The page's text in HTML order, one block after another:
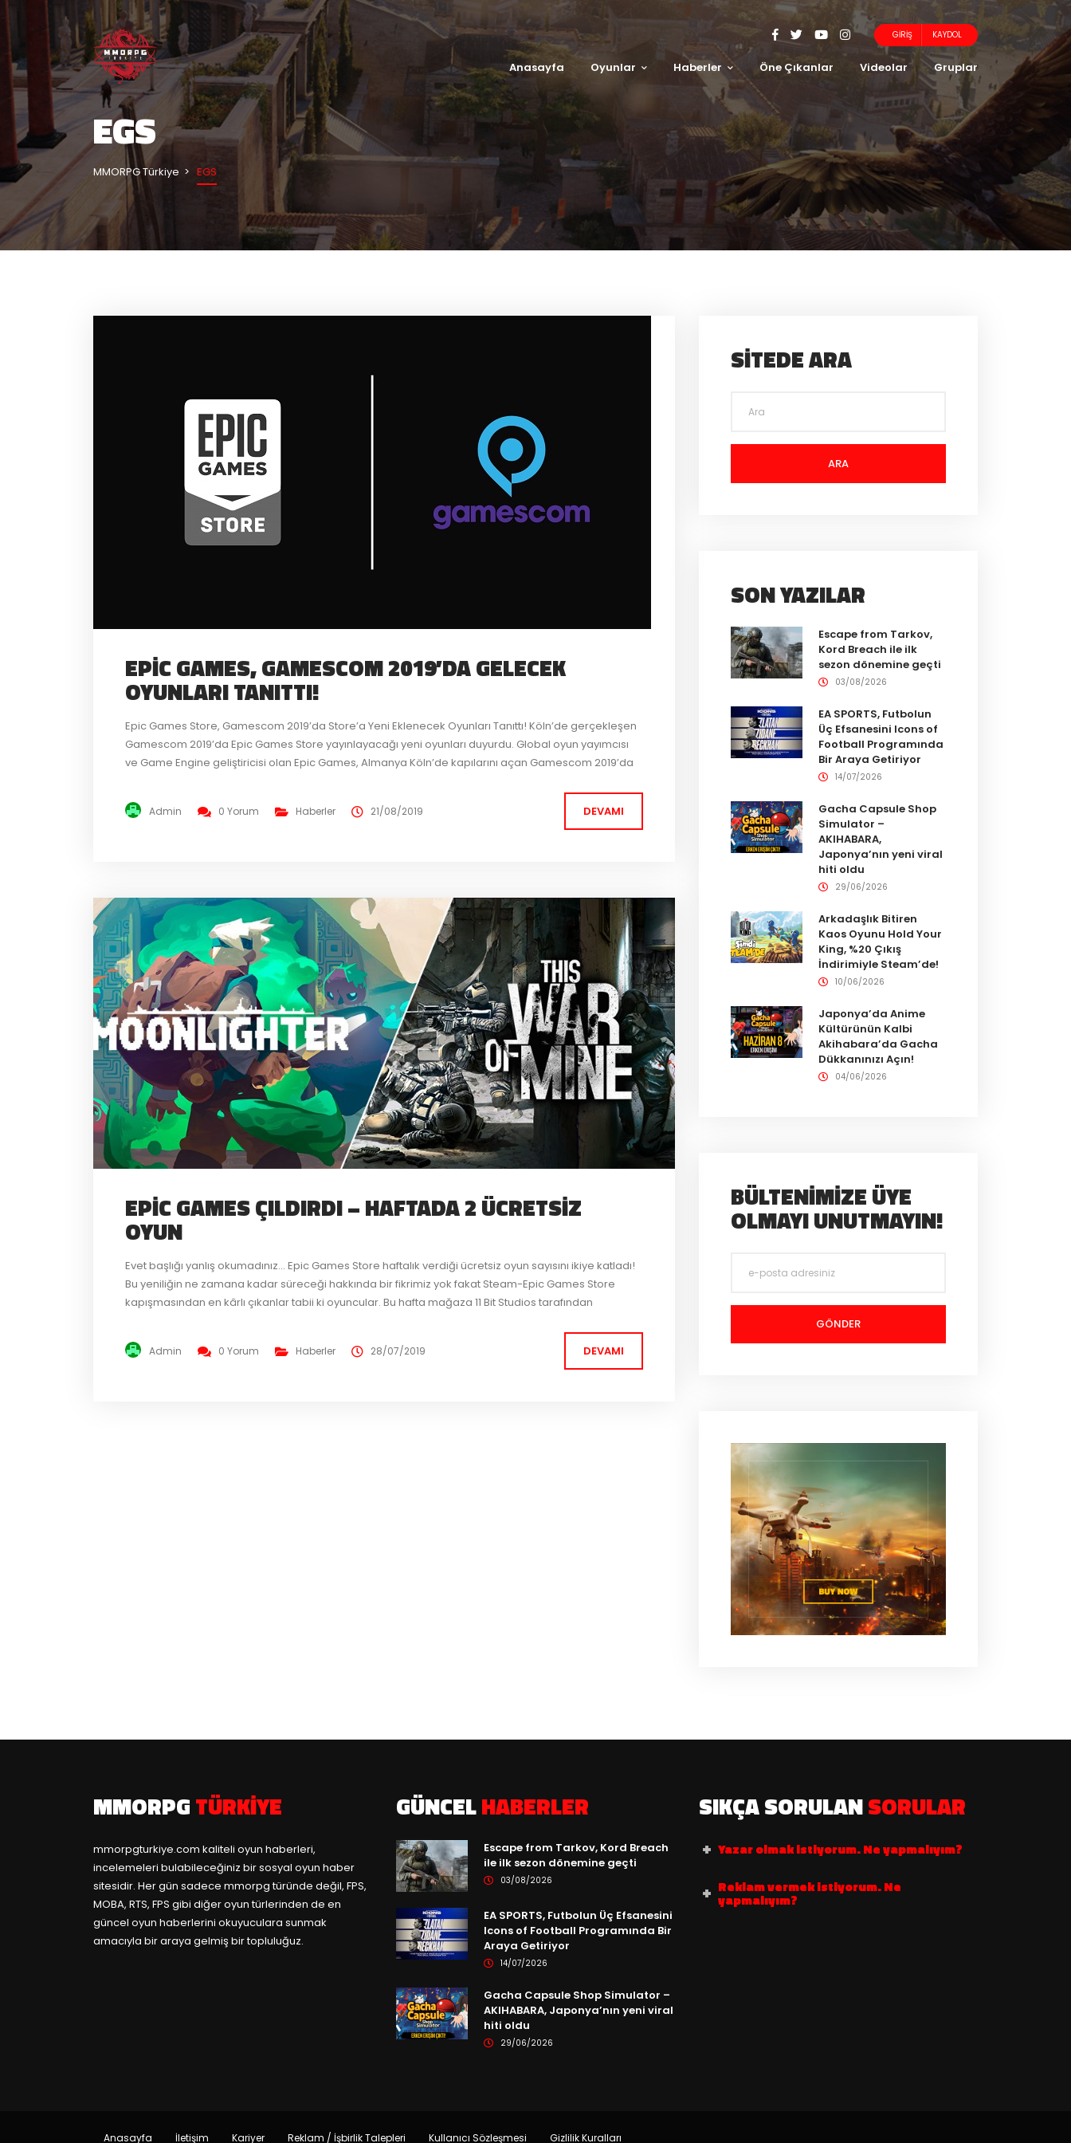
GIRIŞ KAYDOL
Anasayfa Oyunlar Haberler Öne Çıkanlar Videolar Gruplar
EGS
MMORPG Türkiye EGS
EPIC GAMES, GAMESCOM 2019’DA GELECEK
OYUNLARI TANITTI!
Epic Games Store, Gamescom 2019’da Store’a Yeni Eklenecek Oyunları Tanıttı! Köln’de gerçekleşen
Gamescom 2019’da Epic Games Store yayınlayacağı yeni oyunları duyurdu. Global oyun yayımcısı
ve Game Engine geliştiricisi olan Epic Games, Almanya Köln’de kapılarını açan Gamescom 2019’da
Mercenaries – 15 yıl sonra...
Admin 0 Yorum Haberler 21/08/2019 DEVAMI
EPIC GAMES ÇILDIRDI – HAFTADA 2 ÜCRETSIZ
OYUN
Evet başlığı yanlış okumadınız… Epic Games Store haftalık verdiği ücretsiz oyun sayısını ikiye katladı!
Bu yeniliğin ne zamana kadar süreceği hakkında bir fikrimiz yok fakat Steam-Epic Games Store
kapışmasından en kârlı çıkanlar tabii ki oyuncular. Bu hafta mağaza 11 Bit Studios tarafından
Admin 0 Yorum Haberler 28/07/2019 DEVAMI
SITEDE ARA
ARA
SON YAZILAR
Escape from Tarkov,
Kord Breach ile ilk
sezon dönemine geçti
03/08/2026
EA SPORTS, Futbolun
Üç Efsanesini Icons of
Football Programında
Bir Araya Getiriyor
14/07/2026
Gacha Capsule Shop
Simulator –
AKIHABARA,
Japonya’nın yeni viral
hiti oldu
29/06/2026
Arkadaşlık Bitiren
Kaos Oyunu Hold Your
King, %20 Çıkış
İndirimiyle Steam’de!
10/06/2026
Japonya’da Anime
Kültürünün Kalbi
Akihabara’da Gacha
Dükkanınızı Açın!
04/06/2026
BÜLTENIMIZE ÜYE
OLMAYI UNUTMAYIN!
MMORPGTÜRKIYE
mmorpgturkiye.com kaliteli oyun haberleri,
incelemeleri bulabileceğiniz bir sosyal oyun haber
sitesidir. Her gün sadece mmorpg türünde değil, FPS,
MOBA, RTS, FPS gibi diğer oyun türlerinden de en
güncel oyun haberlerini okuyuculara sunmak
amacıyla bir araya gelmiş bir topluluğuz.
GÜNCELHABERLER
Escape from Tarkov, Kord Breach
ile ilk sezon dönemine geçti
03/08/2026
EA SPORTS, Futbolun Üç Efsanesini
Icons of Football Programında Bir
Araya Getiriyor
14/07/2026
Gacha Capsule Shop Simulator –
AKIHABARA, Japonya’nın yeni viral
hiti oldu
29/06/2026
SIKÇA SORULANSORULAR
Yazar olmak istiyorum. Ne yapmalıyım?
Reklam vermek istiyorum. Ne
yapmalıyım?
Anasayfa İletişim Kariyer Reklam / İşbirlik Talepleri Kullanıcı Sözleşmesi Gizlilik Kuralları